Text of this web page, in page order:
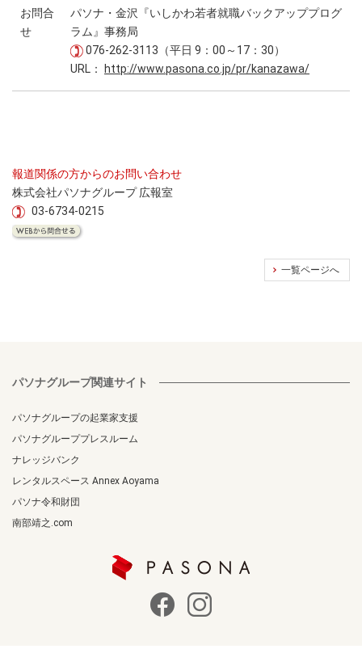
お問合
せ
パソナ・金沢『いしかわ若者就職バックアッププログ
ラム』事務局
076-262-3113（平日 9：00～17：30）
URL：
http://www.pasona.co.jp/pr/kanazawa/
報道関係の方からのお問い合わせ
株式会社パソナグループ 広報室
03-6734-0215
一覧ページへ
パソナグループ関連サイト
パソナグループの起業家支援
パソナグループプレスルーム
ナレッジバンク
レンタルスペース Annex Aoyama
パソナ令和財団
南部靖之.com